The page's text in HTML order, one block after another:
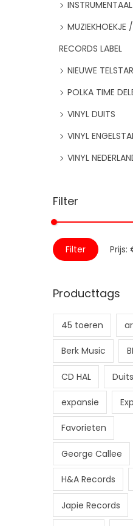
MUZIEKHOEKJE
RECORDS LABEL
NIEUWE
POLKA TIME
VINYL DUITS
VINYL
VINYL
Filter
M
.
p
j
M
a
.
p
j
Filter Prijs:
Producttags
45 toeren
Berk Music
CD HAL Duits
expansie
Favorieten
George Callee
H&A Records
Japie Records